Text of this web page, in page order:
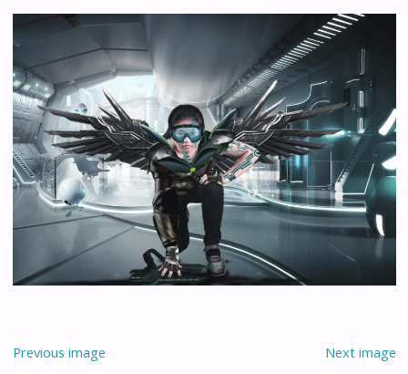
Previous image Next image